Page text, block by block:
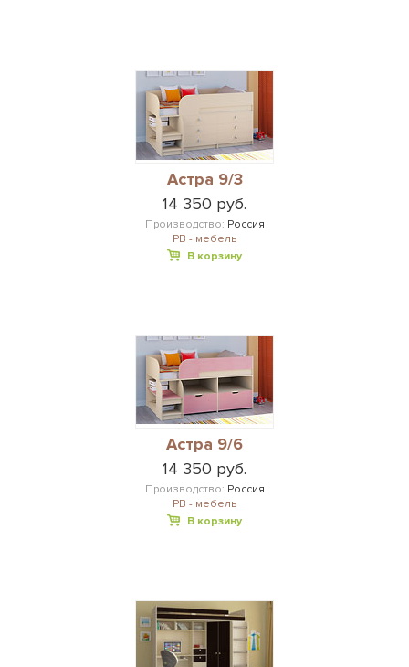
Астра 9/3
14 350 руб.
Производство: Россия
РВ - мебель
В корзину
Астра 9/6
14 350 руб.
Производство: Россия
РВ - мебель
В корзину